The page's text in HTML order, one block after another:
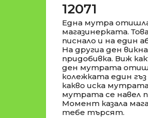
12071
Една мутра отишла
магазинерката.
писнало и на един
На другиа ден
придобивка. Виж
ден мутрата
колежката един
какво иска
мутрата се навел
Момент казала
тебе търсят.